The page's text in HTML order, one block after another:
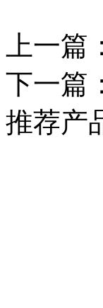
上一篇：
下一篇：
推荐产